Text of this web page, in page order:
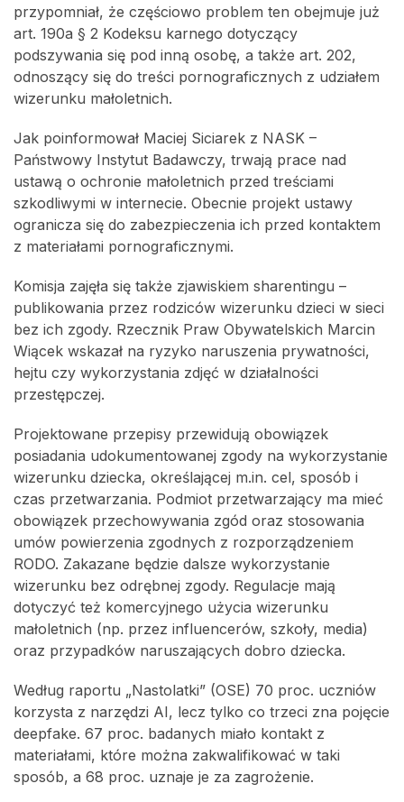
przypomniał, że częściowo problem ten obejmuje już
art. 190a § 2 Kodeksu karnego dotyczący
podszywania się pod inną osobę, a także art. 202,
odnoszący się do treści pornograficznych z udziałem
wizerunku małoletnich.
Jak poinformował Maciej Siciarek z NASK –
Państwowy Instytut Badawczy, trwają prace nad
ustawą o ochronie małoletnich przed treściami
szkodliwymi w internecie. Obecnie projekt ustawy
ogranicza się do zabezpieczenia ich przed kontaktem
z materiałami pornograficznymi.
Komisja zajęła się także zjawiskiem sharentingu –
publikowania przez rodziców wizerunku dzieci w sieci
bez ich zgody. Rzecznik Praw Obywatelskich Marcin
Wiącek wskazał na ryzyko naruszenia prywatności,
hejtu czy wykorzystania zdjęć w działalności
przestępczej.
Projektowane przepisy przewidują obowiązek
posiadania udokumentowanej zgody na wykorzystanie
wizerunku dziecka, określającej m.in. cel, sposób i
czas przetwarzania. Podmiot przetwarzający ma mieć
obowiązek przechowywania zgód oraz stosowania
umów powierzenia zgodnych z rozporządzeniem
RODO. Zakazane będzie dalsze wykorzystanie
wizerunku bez odrębnej zgody. Regulacje mają
dotyczyć też komercyjnego użycia wizerunku
małoletnich (np. przez influencerów, szkoły, media)
oraz przypadków naruszających dobro dziecka.
Według raportu „Nastolatki” (OSE) 70 proc. uczniów
korzysta z narzędzi AI, lecz tylko co trzeci zna pojęcie
deepfake. 67 proc. badanych miało kontakt z
materiałami, które można zakwalifikować w taki
sposób, a 68 proc. uznaje je za zagrożenie.